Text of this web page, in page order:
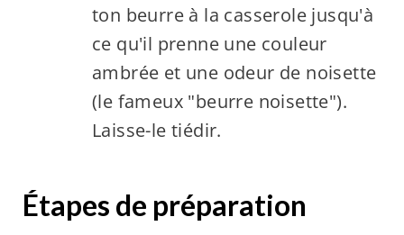
ton beurre à la casserole jusqu'à
ce qu'il prenne une couleur
ambrée et une odeur de noisette
(le fameux "beurre noisette").
Laisse-le tiédir.
Étapes de préparation